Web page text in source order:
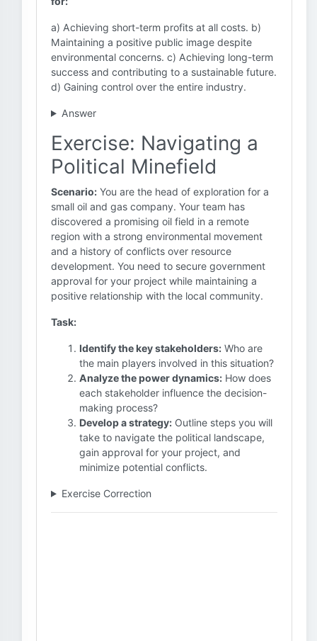
a) Achieving short-term profits at all costs. b)
Maintaining a positive public image despite
environmental concerns. c) Achieving long-term
success and contributing to a sustainable future.
d) Gaining control over the entire industry.
Answer
Exercise: Navigating a
Political Minefield
Scenario: You are the head of exploration for a
small oil and gas company. Your team has
discovered a promising oil field in a remote
region with a strong environmental movement
and a history of conflicts over resource
development. You need to secure government
approval for your project while maintaining a
positive relationship with the local community.
Task:
Identify the key stakeholders: Who are
the main players involved in this situation?
Analyze the power dynamics: How does
each stakeholder influence the decision-
making process?
Develop a strategy: Outline steps you will
take to navigate the political landscape,
gain approval for your project, and
minimize potential conflicts.
Exercise Correction